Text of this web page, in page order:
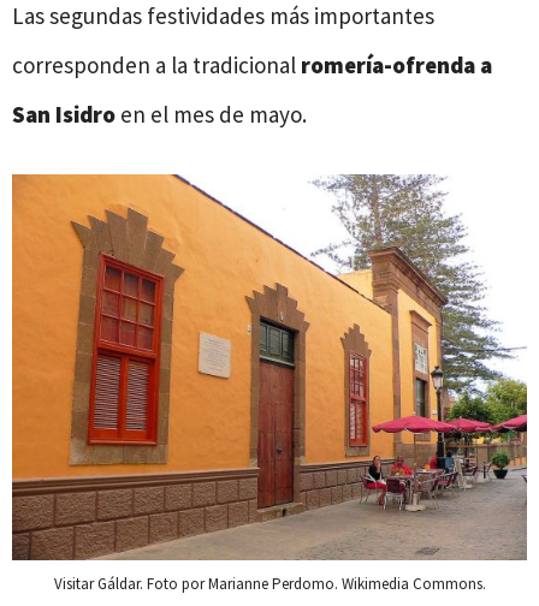
Las segundas festividades más importantes
corresponden a la tradicional romería-ofrenda a
San Isidro en el mes de mayo.
Visitar Gáldar. Foto por Marianne Perdomo. Wikimedia Commons.